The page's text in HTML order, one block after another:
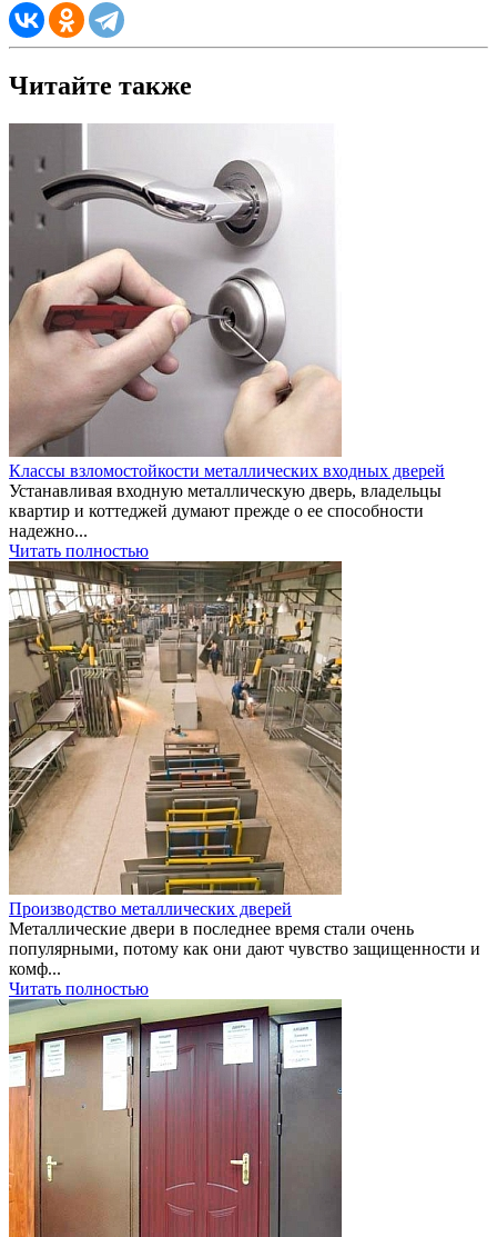
Читайте также
Классы взломостойкости металлических входных дверей
Устанавливая входную металлическую дверь, владельцы
квартир и коттеджей думают прежде о ее способности
надежно...
Читать полностью
Производство металлических дверей
Металлические двери в последнее время стали очень
популярными, потому как они дают чувство защищенности и
комф...
Читать полностью